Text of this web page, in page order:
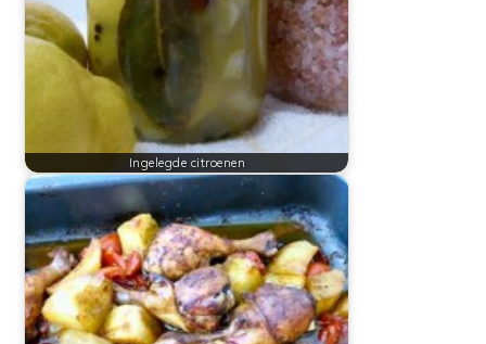
Ingelegde citroenen